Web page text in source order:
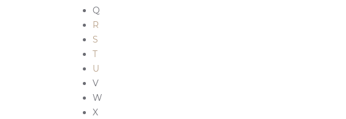
Q
R
S
T
U
V
W
X